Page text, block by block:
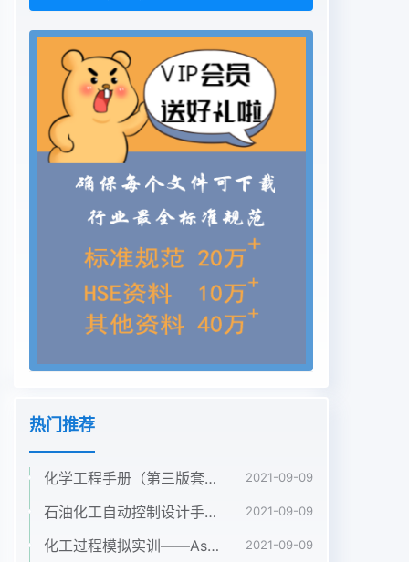
热门推荐
化学工程手册（第三版套装5册第1卷2卷3卷4卷5卷）袁渭康 王静康 费维扬 欧阳平凯 著 2021-09-09
石油化工自动控制设计手册（第四版） 黄步余 化工出版社 2020年 2021-09-09
化工过程模拟实训——Aspen Plus教程（第二版）孙兰义 化学工业出版社 2017年 2021-09-09